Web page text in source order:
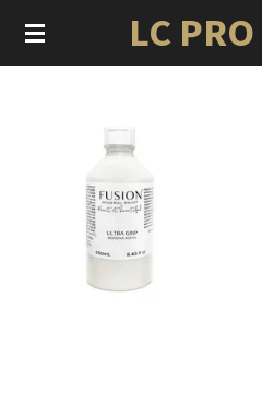
Ga
direct
LC PRO